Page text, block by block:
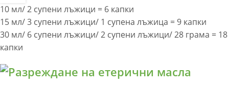
10 мл/ 2 супени лъжици = 6 капки
15 мл/ 3 супени лъжици/ 1 супена лъжица = 9 капки
30 мл/ 6 супени лъжици/ 2 супени лъжици/ 28 грама = 18
капки